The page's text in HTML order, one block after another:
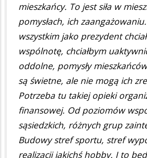
mieszkańcy. To jest siła w
pomysłach, ich
wszystkim jako prezydent
wspólnotę, chciałbym
oddolne, pomysły
są świetne, ale nie mogą ich
Potrzeba tu takiej opieki
finansowej. Od poziomów
sąsiedzkich, różnych grup
Budowy stref sportu, stref
realizacji jakichś hobby. I to